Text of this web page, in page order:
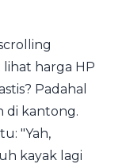
harga HP
Padahal
di kantong.
"Yah,
kayak lagi